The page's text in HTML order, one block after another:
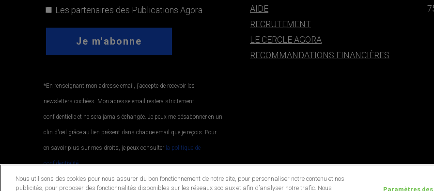
Les partenaires des Publications Agora
*En renseignant mon adresse email, j'accepte de recevoir les
newsletters cochées. Mon adresse email restera strictement
confidentielle et ne sera jamais échangée. Je peux me désabonner en un
clin d'œil grâce au lien présent dans chaque email que je reçois. Pour
en savoir plus sur mes droits, je peux consulter la politique de
confidentialité..
AIDE
RECRUTEMENT
LE CERCLE AGORA
RECOMMANDATIONS FINANCIÈRES
Nous utilisons des cookies pour nous assurer du bon fonctionnement de notre site, pour personnaliser notre contenu et nos
publicités, pour proposer des fonctionnalités disponibles sur les réseaux sociaux et afin d’analyser notre trafic. Nous
Paramètres